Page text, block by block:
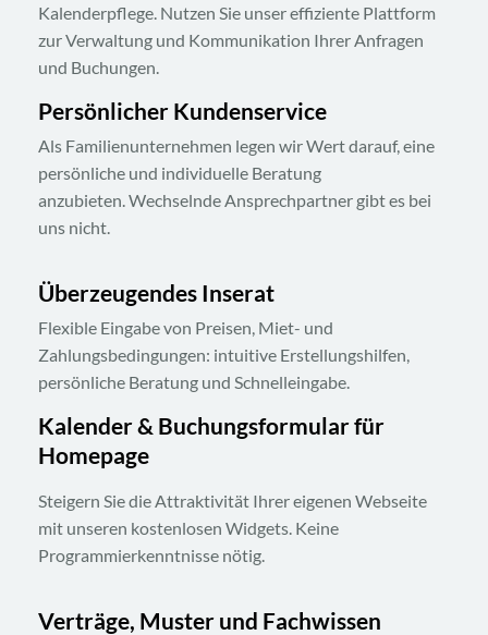
Kalenderpflege. Nutzen Sie unser effiziente Plattform
zur Verwaltung und Kommunikation Ihrer Anfragen
und Buchungen.
Persönlicher Kundenservice​
Als Familienunternehmen legen wir Wert darauf, eine
persönliche und individuelle Beratung
anzubieten. Wechselnde Ansprechpartner gibt es bei
uns nicht.
Überzeugendes Inserat
Flexible Eingabe von Preisen, Miet- und
Zahlungsbedingungen: intuitive Erstellungshilfen,
persönliche Beratung und Schnelleingabe.
Kalender & Buchungsformular für
Homepage
Steigern Sie die Attraktivität Ihrer eigenen Webseite
mit unseren kostenlosen Widgets. Keine
Programmierkenntnisse nötig.
Verträge, Muster und Fachwissen